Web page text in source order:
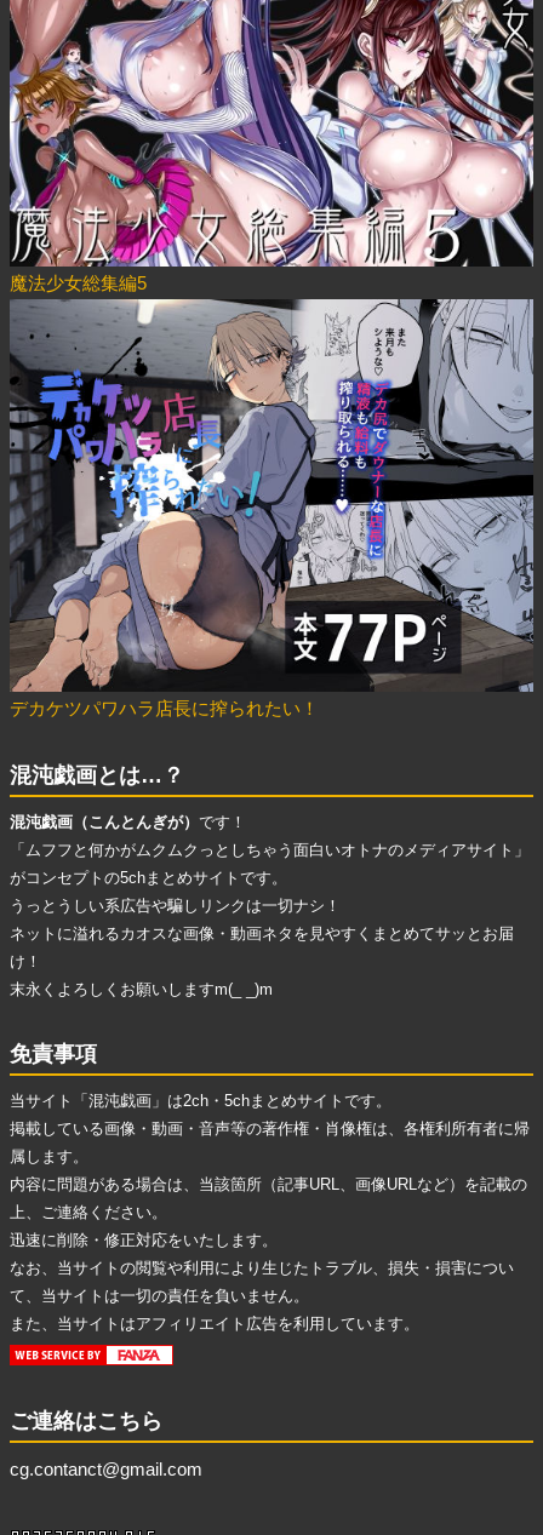
魔法少女総集編5
デカケツパワハラ店長に搾られたい！
混沌戯画とは…？
混沌戯画（こんとんぎが） です！
「ムフフと何かがムクムクっとしちゃう面白いオトナのメディアサイト」
がコンセプトの5chまとめサイトです。
うっとうしい系広告や騙しリンク は一切ナシ！
ネットに溢れるカオスな画像・動画ネタ を見やすくまとめてサッとお届
け！
末永くよろしくお願いしますm(_ _)m
免責事項
当サイト「混沌戯画」は2ch・5chまとめサイトです。
掲載している画像・動画・音声等の著作権・肖像権は、各権利所有者に帰
属します。
内容に問題がある場合は、当該箇所（記事URL、画像URLなど）を記載の
上、ご連絡ください。
迅速に削除・修正対応をいたします。
なお、当サイトの閲覧や利用により生じたトラブル、損失・損害につい
て、当サイトは一切の責任を負いません。
また、当サイトはアフィリエイト広告を利用しています。
ご連絡はこちら
cg.contanct@gmail.com